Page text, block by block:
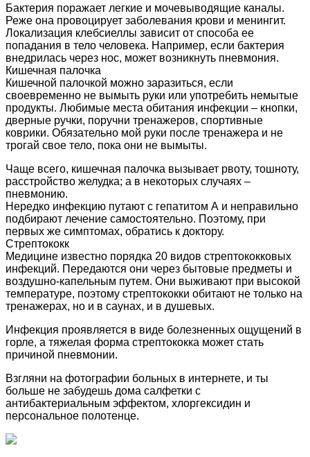
Бактерия поражает легкие и мочевыводящие каналы.
Реже она провоцирует заболевания крови и менингит.
Локализация клебсиеллы зависит от способа ее
попадания в тело человека. Например, если бактерия
внедрилась через нос, может возникнуть пневмония.
Кишечная палочка
Кишечной палочкой можно заразиться, если
своевременно не вымыть руки или употребить немытые
продукты. Любимые места обитания инфекции – кнопки,
дверные ручки, поручни тренажеров, спортивные
коврики. Обязательно мой руки после тренажера и не
трогай свое тело, пока они не вымыты.
Чаще всего, кишечная палочка вызывает рвоту, тошноту,
расстройство желудка; а в некоторых случаях –
пневмонию.
Нередко инфекцию путают с гепатитом А и неправильно
подбирают лечение самостоятельно. Поэтому, при
первых же симптомах, обратись к доктору.
Стрептококк
Медицине известно порядка 20 видов стрептококковых
инфекций. Передаются они через бытовые предметы и
воздушно-капельным путем. Они выживают при высокой
температуре, поэтому стрептококки обитают не только на
тренажерах, но и в саунах, и в душевых.
Инфекция проявляется в виде болезненных ощущений в
горле, а тяжелая форма стрептококка может стать
причиной пневмонии.
Взгляни на фотографии больных в интернете, и ты
больше не забудешь дома салфетки с
антибактериальным эффектом, хлоргексидин и
персональное полотенце.